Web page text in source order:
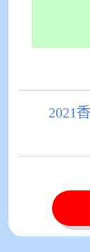
2021